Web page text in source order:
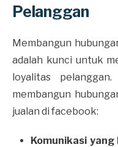
Pelanggan
Membangun
adalah kunci untuk
loyalitas
membangun
jualan di facebook:
Komunikasi yang